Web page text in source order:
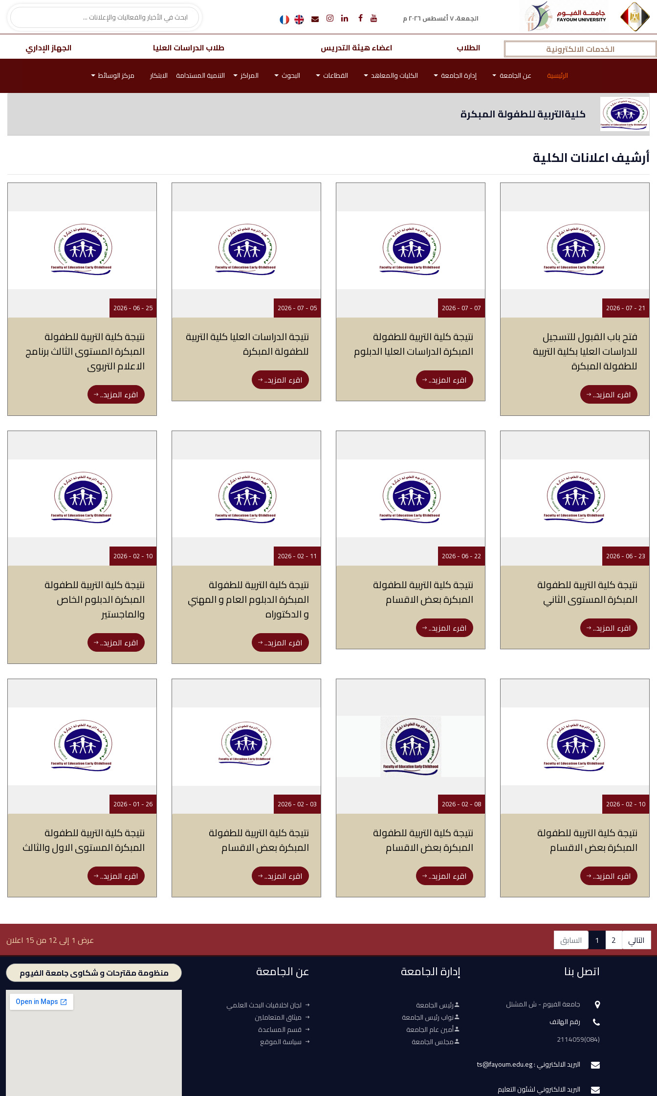
الجمعة، ٧ أغسطس ٢٠٢٦ م
الخدمات الالكترونية الطلاب اعضاء هيئة التدريس طلاب الدراسات العليا الجهاز الإداري
الرئيسية عن الجامعة إدارة الجامعة الكليات والمعاهد القطاعات البحوث المراكز التنمية المستدامة الابتكار مركز الوسائط
كليةالتربية للطفولة المبكرة
أرشيف اعلانات الكلية
21 - 07 - 2026
فتح باب القبول للتسجيل
للدراسات العليا بكلية التربية
للطفولة المبكرة
اقرء المزيد..
07 - 07 - 2026
نتيجة كلية التربية للطفولة
المبكرة الدراسات العليا الدبلوم
اقرء المزيد..
05 - 07 - 2026
نتيجة الدراسات العليا كلية التربية
للطفولة المبكرة
اقرء المزيد..
25 - 06 - 2026
نتيجة كلية التربية للطفولة
المبكرة المستوى الثالث برنامج
الاعلام التربوى
اقرء المزيد..
23 - 06 - 2026
نتيجة كلية التربية للطفولة
المبكرة المستوى الثاني
اقرء المزيد..
22 - 06 - 2026
نتيجة كلية التربية للطفولة
المبكرة بعض الاقسام
اقرء المزيد..
11 - 02 - 2026
نتيجة كلية التربية للطفولة
المبكرة الدبلوم العام و المهني
و الدكتوراه
اقرء المزيد..
10 - 02 - 2026
نتيجة كلية التربية للطفولة
المبكرة الدبلوم الخاص
والماجستير
اقرء المزيد..
10 - 02 - 2026
نتيجة كلية التربية للطفولة
المبكرة بعض الاقسام‎
اقرء المزيد..
08 - 02 - 2026
نتيجة كلية التربية للطفولة
المبكرة بعض الاقسام
اقرء المزيد..
03 - 02 - 2026
نتيجة كلية التربية للطفولة
المبكرة بعض الاقسام‎
اقرء المزيد..
26 - 01 - 2026
نتيجة كلية التربية للطفولة
المبكرة المستوى الاول والثالث
اقرء المزيد..
عرض 1 إلى 12 من 15 اعلان السابق 1 2 التالي
اتصل بنا
جامعة الفيوم - ش المشتل
رقم الهاتف
(084)2114059
البريد الالكتروني : ts@fayoum.edu.eg
البريد الالكتروني لشئون التعليم
إدارة الجامعة
رئيس الجامعة
نواب رئيس الجامعة
أمين عام الجامعة
مجلس الجامعة
عن الجامعة
لجان اخلاقيات البحث العلمي
ميثاق المتعاملين
قسم المساعدة
سياسة الموقع
منظومة مقترحات و شكاوى جامعة الفيوم